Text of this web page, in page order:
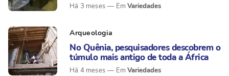
Há 3 meses Variedades
Arqueologia
No Quênia, pesquisadores descobrem o
túmulo mais antigo de toda a África
Há 4 meses Variedades